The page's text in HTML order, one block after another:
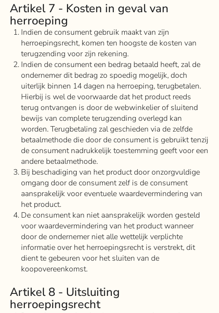
Artikel 7 - Kosten in geval van
herroeping
Indien de consument gebruik maakt van zijn
herroepingsrecht, komen ten hoogste de kosten van
terugzending voor zijn rekening.
Indien de consument een bedrag betaald heeft, zal de
ondernemer dit bedrag zo spoedig mogelijk, doch
uiterlijk binnen 14 dagen na herroeping, terugbetalen.
Hierbij is wel de voorwaarde dat het product reeds
terug ontvangen is door de webwinkelier of sluitend
bewijs van complete terugzending overlegd kan
worden. Terugbetaling zal geschieden via de zelfde
betaalmethode die door de consument is gebruikt tenzij
de consument nadrukkelijk toestemming geeft voor een
andere betaalmethode.
Bij beschadiging van het product door onzorgvuldige
omgang door de consument zelf is de consument
aansprakelijk voor eventuele waardevermindering van
het product.
De consument kan niet aansprakelijk worden gesteld
voor waardevermindering van het product wanneer
door de ondernemer niet alle wettelijk verplichte
informatie over het herroepingsrecht is verstrekt, dit
dient te gebeuren voor het sluiten van de
koopovereenkomst.
Artikel 8 - Uitsluiting
herroepingsrecht